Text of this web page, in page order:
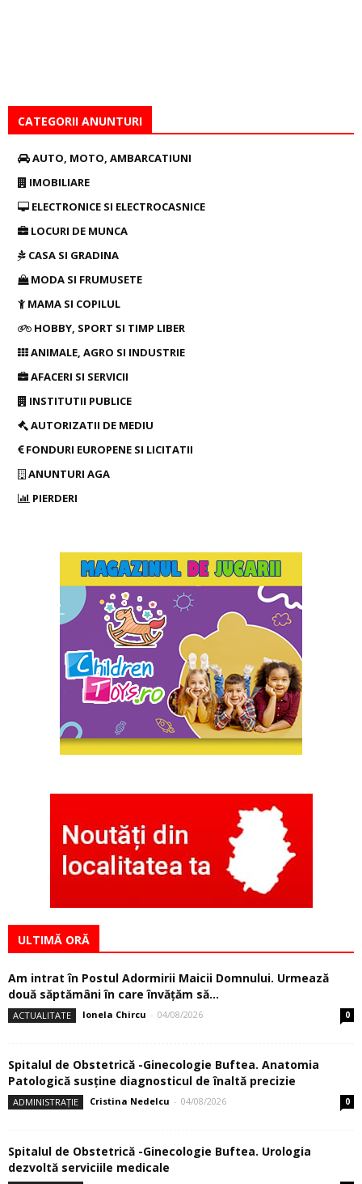
CATEGORII ANUNTURI
AUTO, MOTO, AMBARCATIUNI
IMOBILIARE
ELECTRONICE SI ELECTROCASNICE
LOCURI DE MUNCA
CASA SI GRADINA
MODA SI FRUMUSETE
MAMA SI COPILUL
HOBBY, SPORT SI TIMP LIBER
ANIMALE, AGRO SI INDUSTRIE
AFACERI SI SERVICII
INSTITUTII PUBLICE
AUTORIZATII DE MEDIU
FONDURI EUROPENE SI LICITATII
ANUNTURI AGA
PIERDERI
ULTIMĂ ORĂ
Am intrat în Postul Adormirii Maicii Domnului. Urmează
două săptămâni în care învăţăm să...
ACTUALITATE Ionela Chircu - 04/08/2026 0
Spitalul de Obstetrică -Ginecologie Buftea. Anatomia
Patologică susţine diagnosticul de înaltă precizie
ADMINISTRAȚIE Cristina Nedelcu - 04/08/2026 0
Spitalul de Obstetrică -Ginecologie Buftea. Urologia
dezvoltă serviciile medicale